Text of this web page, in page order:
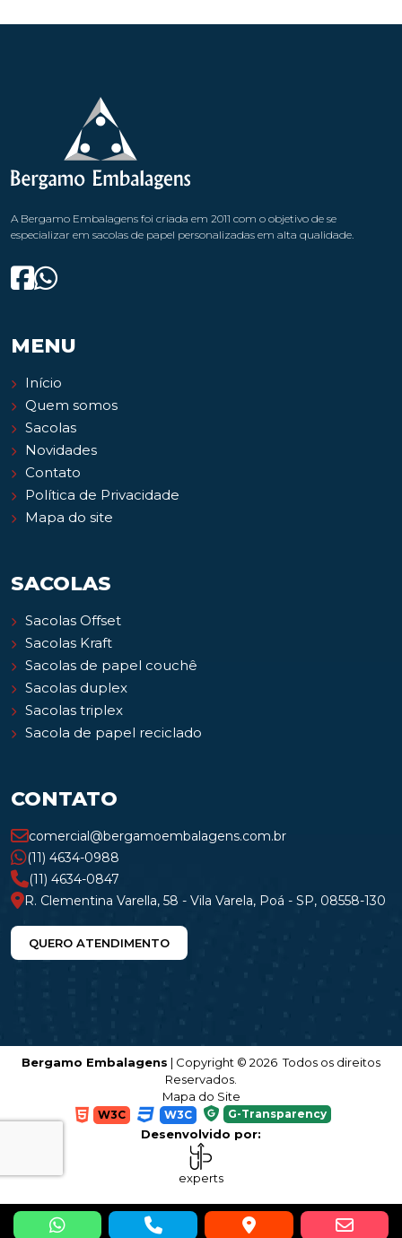
A Bergamo Embalagens foi criada em 2011 com o objetivo de se
especializar em sacolas de papel personalizadas em alta qualidade.
MENU
Início
Quem somos
Sacolas
Novidades
Contato
Política de Privacidade
Mapa do site
SACOLAS
Sacolas Offset
Sacolas Kraft
Sacolas de papel couchê
Sacolas duplex
Sacolas triplex
Sacola de papel reciclado
CONTATO
comercial@bergamoembalagens.com.br
(11) 4634-0988
(11) 4634-0847
R. Clementina Varella, 58 - Vila Varela, Poá - SP, 08558-130
QUERO ATENDIMENTO
Bergamo Embalagens | Copyright © 2026 Todos os direitos
Reservados.
Mapa do Site
W3C W3C G-Transparency
Desenvolvido por:
experts